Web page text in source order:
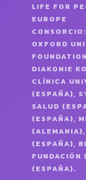
LIFE FOR
EUROPE
OXFORD
DIAKONIE
CLÍNICA
(ESPAÑA),
SALUD
(ESPAÑA),
(ESPAÑA),
FUNDACIÓN
(ESPAÑA).